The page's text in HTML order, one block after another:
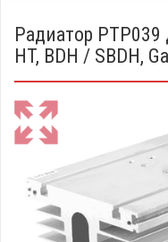
Радиатор
HT, BDH / SBDH,